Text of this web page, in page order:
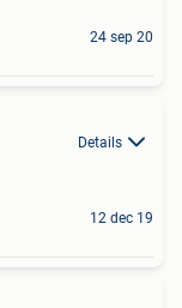
24 sep 20
Details
12 dec 19